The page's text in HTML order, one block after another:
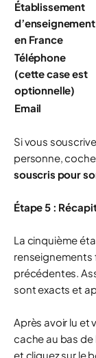
Établissement
d’enseignement
en France
Téléphone
(cette case est
optionnelle)
Email
Si vous
personne,
souscris pour
Étape 5 :
La cinquième
renseignements
précédentes.
sont exacts et
Après avoir lu et
cache au bas
et cliquez sur le